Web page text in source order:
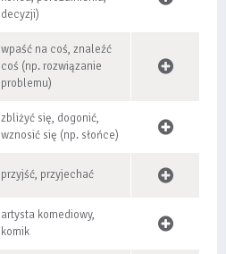
decyzji)
wpaść na coś, znaleźć
coś (np. rozwiązanie
problemu)
zbliżyć się, dogonić,
wznosić się (np. słońce)
przyjść, przyjechać
artysta komediowy,
komik